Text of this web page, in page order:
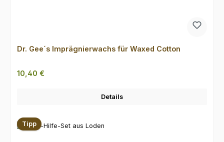
Dr. Gee´s Imprägnierwachs für Waxed Cotton
Regulärer Preis:
10,40 €
Details
Tipp